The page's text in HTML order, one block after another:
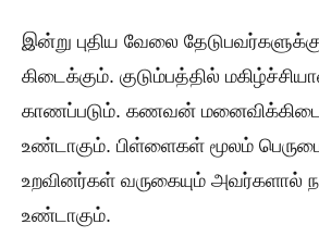
இன்று புதிய வேலை
கிடைக்கும். குடும்பத்தில்
காணப்படும். கணவன்
உண்டாகும். பிள்ளைகள் மூலம்
உறவினர்கள் வருகையும் அவர்களால்
உண்டாகும்.